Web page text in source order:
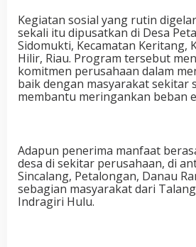
Kegiatan sosial yang rutin
sekali itu dipusatkan di Desa
Sidomukti, Kecamatan Keritang,
Hilir, Riau. Program tersebut
komitmen perusahaan dalam
baik dengan masyarakat sekitar
membantu meringankan beban
Adapun penerima manfaat
desa di sekitar perusahaan, di
Sincalang, Petalongan, Danau
sebagian masyarakat dari
Indragiri Hulu.